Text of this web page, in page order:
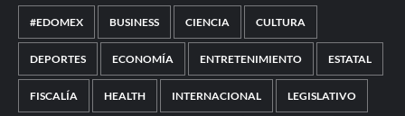
#EDOMEX BUSINESS CIENCIA CULTURA
DEPORTES ECONOMÍA ENTRETENIMIENTO ESTATAL
FISCALÍA HEALTH INTERNACIONAL LEGISLATIVO